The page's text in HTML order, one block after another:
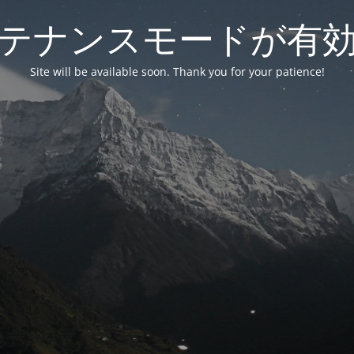
ナンスモードが有
Site will be available soon. Thank you for your patience!